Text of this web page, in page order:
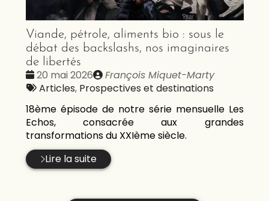
Viande, pétrole, aliments bio : sous le
débat des backslashs, nos imaginaires
de libertés
Date
:
20 mai 2026
Publié
par
François Miquet-Marty
Tags
Articles, Prospectives et destinations
18ème épisode de notre série mensuelle Les
Echos, consacrée aux grandes
transformations du XXIème siècle.
Lire la suite